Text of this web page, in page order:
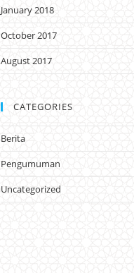
January 2018
October 2017
August 2017
CATEGORIES
Berita
Pengumuman
Uncategorized